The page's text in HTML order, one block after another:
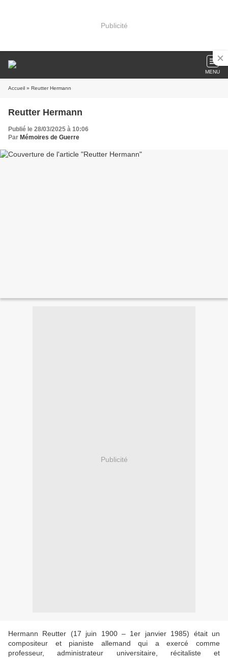
Publicité
MENU
Accueil » Reutter Hermann
Reutter Hermann
Publié le 28/03/2025 à 10:06
Par Mémoires de Guerre
Publicité
Hermann Reutter (17 juin 1900 – 1er janvier 1985) était un
compositeur et pianiste allemand qui a exercé comme
professeur, administrateur universitaire, récitaliste et